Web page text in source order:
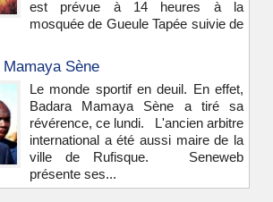
est prévue à 14 heures à la
mosquée de Gueule Tapée suivie de
Sène
Le monde sportif en deuil. En effet,
Badara Mamaya Sène a tiré sa
révérence, ce lundi. L'ancien arbitre
international a été aussi maire de la
ville de Rufisque. Seneweb
présente ses...